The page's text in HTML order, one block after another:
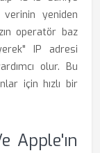
yeniden
operatör baz
IP adresi
olur. Bu
için hızlı bir
Apple'ın